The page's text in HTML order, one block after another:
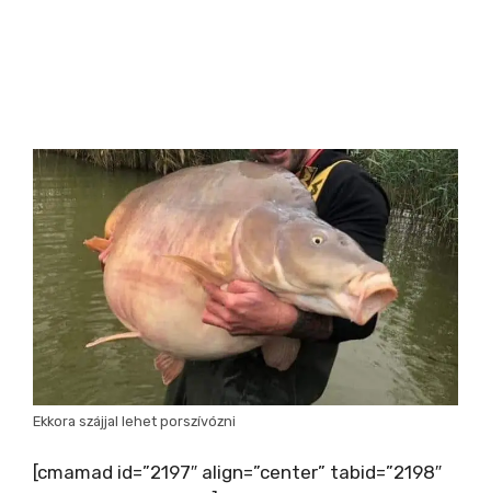
Ekkora szájjal lehet porszívózni
[cmamad id=”2197″ align=”center” tabid=”2198″